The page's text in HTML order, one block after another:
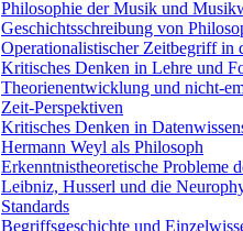
Philosophie der Musik und
Geschichtsschreibung von
Operationalistischer Zeitbegriff in
Kritisches Denken in Lehre und
Theorienentwicklung und nicht-
Zeit-Perspektiven
Kritisches Denken in
Hermann Weyl als Philosoph
Erkenntnistheoretische Probleme
Leibniz, Husserl und die
Standards
Begriffsgeschichte und